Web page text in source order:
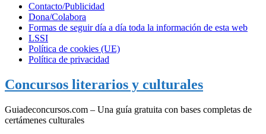
Contacto/Publicidad
Dona/Colabora
Formas de seguir día a día toda la información de esta web
LSSI
Política de cookies (UE)
Política de privacidad
Concursos literarios y culturales
Guiadeconcursos.com – Una guía gratuita con bases completas de
certámenes culturales